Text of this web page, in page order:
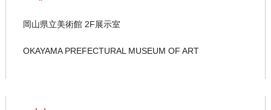
岡山県立美術館 2F展示室
OKAYAMA PREFECTURAL MUSEUM OF ART